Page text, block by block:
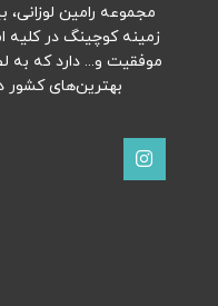
مجموعه رامین
زمینه کوچینگ در کلیه
موفقیت و... دارد که
بهترین‌های کشور